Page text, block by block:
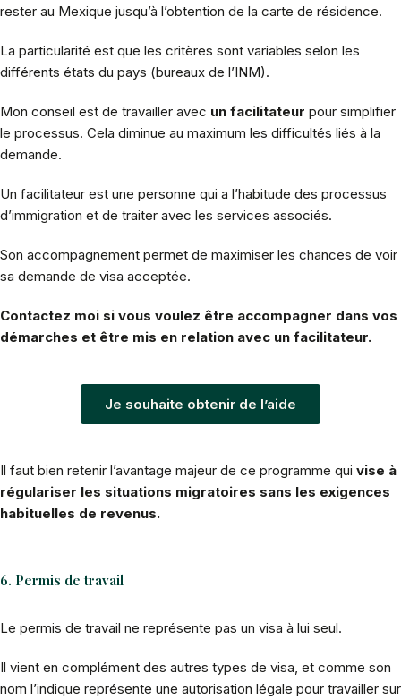
rester au Mexique jusqu’à l’obtention de la carte de résidence.
La particularité est que les critères sont variables selon les
différents états du pays (bureaux de l’INM).
Mon conseil est de travailler avec un facilitateur pour simplifier
le processus. Cela diminue au maximum les difficultés liés à la
demande.
Un facilitateur est une personne qui a l’habitude des processus
d’immigration et de traiter avec les services associés.
Son accompagnement permet de maximiser les chances de voir
sa demande de visa acceptée.
Contactez moi si vous voulez être accompagner dans vos
démarches et être mis en relation avec un facilitateur.
Je souhaite obtenir de l’aide
Il faut bien retenir l’avantage majeur de ce programme qui vise à
régulariser les situations migratoires sans les exigences
habituelles de revenus.
6. Permis de travail
Le permis de travail ne représente pas un visa à lui seul.
Il vient en complément des autres types de visa, et comme son
nom l’indique représente une autorisation légale pour travailler sur